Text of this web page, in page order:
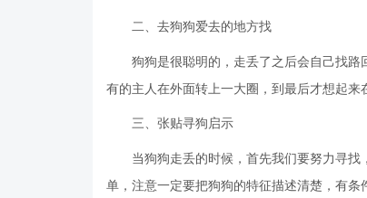
二、去狗狗爱去的地方找
狗狗是很聪明的，走丢了之后会自己找路
有的主人在外面转上一大圈，到最后才想起来
三、张贴寻狗启示
当狗狗走丢的时候，首先我们要努力寻找
单，注意一定要把狗狗的特征描述清楚，有条